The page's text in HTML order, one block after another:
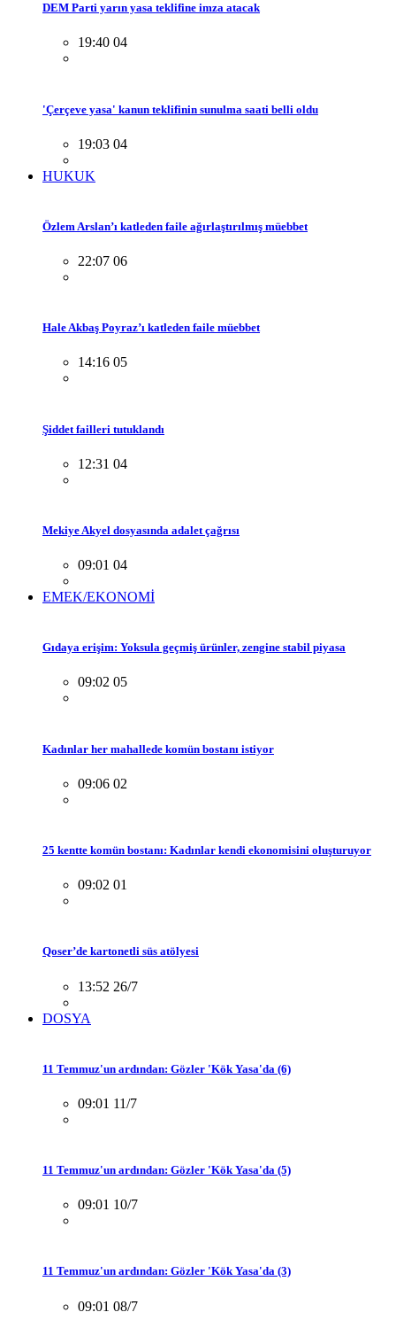
DEM Parti yarın yasa teklifine imza atacak
19:40 04
'Çerçeve yasa' kanun teklifinin sunulma saati belli oldu
19:03 04
HUKUK
Özlem Arslan’ı katleden faile ağırlaştırılmış müebbet
22:07 06
Hale Akbaş Poyraz’ı katleden faile müebbet
14:16 05
Şiddet failleri tutuklandı
12:31 04
Mekiye Akyel dosyasında adalet çağrısı
09:01 04
EMEK/EKONOMİ
Gıdaya erişim: Yoksula geçmiş ürünler, zengine stabil piyasa
09:02 05
Kadınlar her mahallede komün bostanı istiyor
09:06 02
25 kentte komün bostanı: Kadınlar kendi ekonomisini oluşturuyor
09:02 01
Qoser’de kartonetli süs atölyesi
13:52 26/7
DOSYA
11 Temmuz'un ardından: Gözler 'Kök Yasa'da (6)
09:01 11/7
11 Temmuz'un ardından: Gözler 'Kök Yasa'da (5)
09:01 10/7
11 Temmuz'un ardından: Gözler 'Kök Yasa'da (3)
09:01 08/7